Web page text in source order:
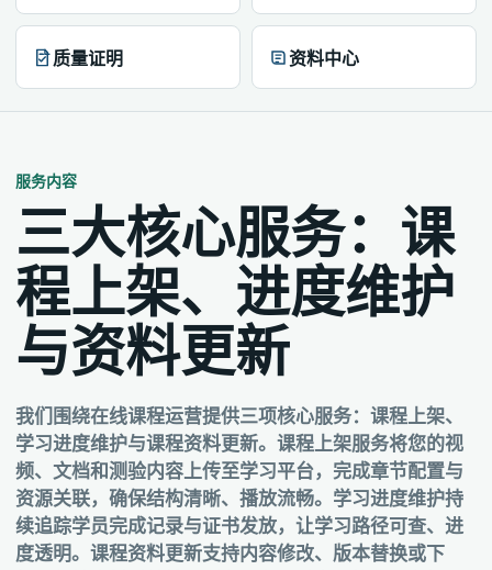
质量证明 资料中心
服务内容
三大核心服务：课
程上架、进度维护
与资料更新
我们围绕在线课程运营提供三项核心服务：课程上架、
学习进度维护与课程资料更新。课程上架服务将您的视
频、文档和测验内容上传至学习平台，完成章节配置与
资源关联，确保结构清晰、播放流畅。学习进度维护持
续追踪学员完成记录与证书发放，让学习路径可查、进
度透明。课程资料更新支持内容修改、版本替换或下